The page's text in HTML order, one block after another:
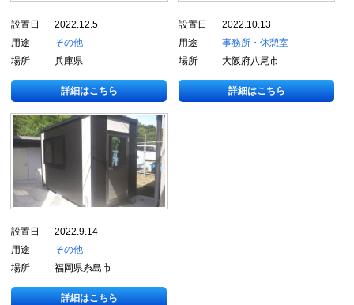
設置日
2022.12.5
用途
その他
場所
兵庫県
詳細はこちら
設置日
2022.10.13
用途
事務所・休憩室
場所
大阪府八尾市
詳細はこちら
設置日
2022.9.14
用途
その他
場所
福岡県糸島市
詳細はこちら